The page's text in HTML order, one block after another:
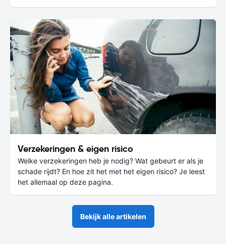
Verzekeringen & eigen risico
Welke verzekeringen heb je nodig? Wat gebeurt er als je
schade rijdt? En hoe zit het met het eigen risico? Je leest
het allemaal op deze pagina.
Bekijk alle artikelen